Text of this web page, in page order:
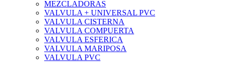
MEZCLADORAS
VALVULA + UNIVERSAL PVC
VALVULA CISTERNA
VALVULA COMPUERTA
VALVULA ESFERICA
VALVULA MARIPOSA
VALVULA PVC